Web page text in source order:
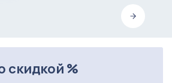
скидкой %